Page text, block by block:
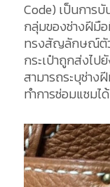
Code) เป็นการ
กลุ่มของช่างฝีมื
ทรงสัญลักษณ์ตัว
กระเป๋าถูกส่งไป
สามารถระบุช่าง
ทำการซ่อมแซมไ